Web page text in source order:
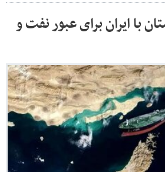
با ایران برای عبور نفت و